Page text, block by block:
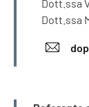
Dott.ssa
Dott.ssa